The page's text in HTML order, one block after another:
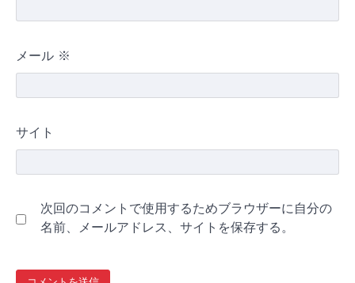
メール ※
サイト
次回のコメントで使用するためブラウザーに自分の
名前、メールアドレス、サイトを保存する。